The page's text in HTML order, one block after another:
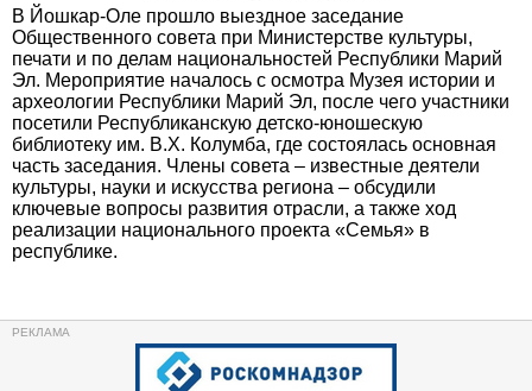
В Йошкар-Оле прошло выездное заседание
Общественного совета при Министерстве культуры,
печати и по делам национальностей Республики Марий
Эл. Мероприятие началось с осмотра Музея истории и
археологии Республики Марий Эл, после чего участники
посетили Республиканскую детско-юношескую
библиотеку им. В.Х. Колумба, где состоялась основная
часть заседания. Члены совета – известные деятели
культуры, науки и искусства региона – обсудили
ключевые вопросы развития отрасли, а также ход
реализации национального проекта «Семья» в
республике.